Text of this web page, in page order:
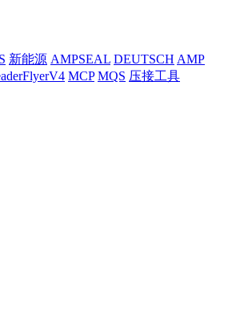
新能源 AMPSEAL DEUTSCH AMP
MCP MQS 压接工具